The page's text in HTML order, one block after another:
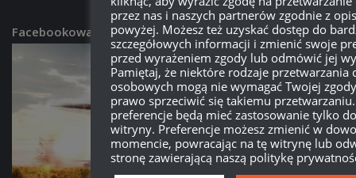
Facebookowa Grupa Wot
przez nas i naszych partnerów zgodnie z
powyżej. Możesz też uzyskać dostęp do
szczegółowych informacji i zmienić swoje
przed wyrażeniem zgody lub odmówić jej
Pamiętaj, że niektóre rodzaje przetwarzania
osobowych mogą nie wymagać Twojej
prawo sprzeciwić się takiemu
preferencje będą mieć zastosowanie tylko
witryny. Preferencje możesz zmienić w
momencie, powracając na tę witrynę lub
stronę zawierającą naszą politykę